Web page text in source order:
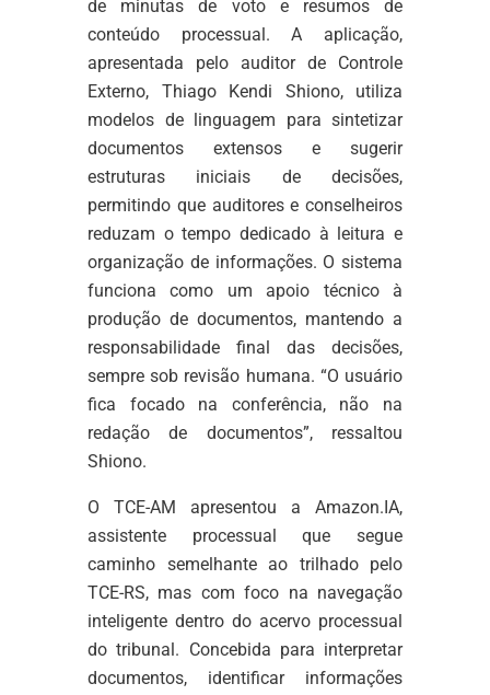
de minutas de voto e resumos de
conteúdo processual. A aplicação,
apresentada pelo auditor de Controle
Externo, Thiago Kendi Shiono, utiliza
modelos de linguagem para sintetizar
documentos extensos e sugerir
estruturas iniciais de decisões,
permitindo que auditores e conselheiros
reduzam o tempo dedicado à leitura e
organização de informações. O sistema
funciona como um apoio técnico à
produção de documentos, mantendo a
responsabilidade final das decisões,
sempre sob revisão humana. “O usuário
fica focado na conferência, não na
redação de documentos”, ressaltou
Shiono.
O TCE-AM apresentou a Amazon.IA,
assistente processual que segue
caminho semelhante ao trilhado pelo
TCE-RS, mas com foco na navegação
inteligente dentro do acervo processual
do tribunal. Concebida para interpretar
documentos, identificar informações